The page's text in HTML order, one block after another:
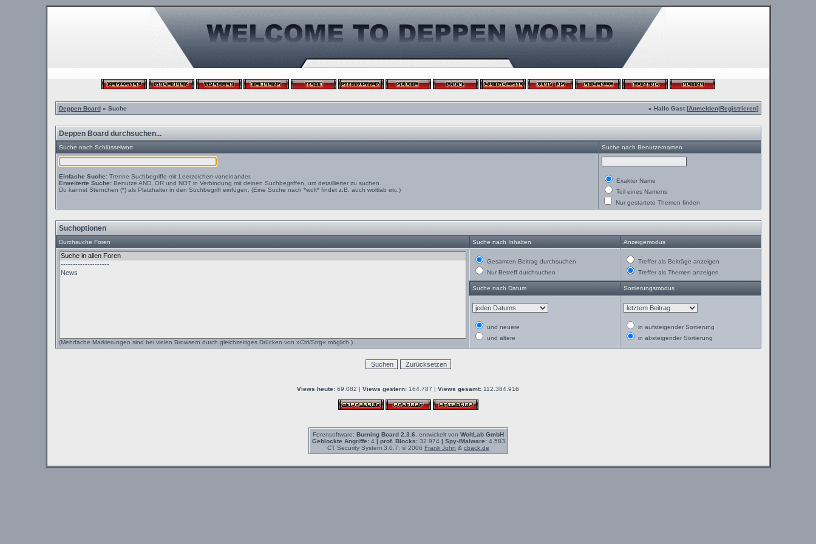
Deppen Board» Suche » Hallo Gast [Anmelden|Registrieren]
Deppen Board durchsuchen...
Suche nach Schlüsselwort Suche nach Benutzernamen
Einfache Suche:Trenne Suchbegriffe mit Leerzeichen voneinander.
Erweiterte Suche:Benutze AND, OR und NOT in Verbindung mit deinen Suchbegriffen, um detaillierter zu suchen.
Du kannst Sternchen (*) als Platzhalter in den Suchbegriff einfügen. (Eine Suche nach *wolt* findet z.B. auch woltlab etc.)
Exakter Name
Teil eines Namens
Nur gestartete Themen finden
Suchoptionen
Durchsuche Foren Suche nach Inhalten Anzeigemodus
(Mehrfache Markierungen sind bei vielen Browsern durch gleichzeitiges Drücken von »Ctrl/Strg« möglich.)
Gesamten Beitrag durchsuchen
Nur Betreff durchsuchen
Treffer als Beiträge anzeigen
Treffer als Themen anzeigen
Suche nach Datum Sortierungsmodus
und neuere
und ältere
in aufsteigender Sortierung
in absteigender Sortierung
Views heute: 69.082 | Views gestern: 164.787 | Views gesamt: 112.384.916
Forensoftware: Burning Board 2.3.6 , entwickelt von WoltLab GmbH
Geblockte Angriffe:4 | prof. Blocks:32.974 | Spy-/Malware:4.583
CT Security System 3.0.7: © 2006 Frank John & cback.de